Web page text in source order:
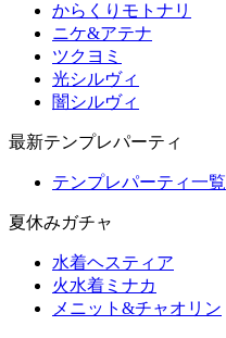
からくりモトナリ
ニケ&アテナ
ツクヨミ
光シルヴィ
闇シルヴィ
最新テンプレパーティ
テンプレパーティ一覧
夏休みガチャ
水着ヘスティア
火水着ミナカ
メニット&チャオリン